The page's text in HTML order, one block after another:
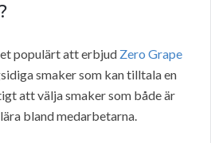
populärt att erbjud Zero Grape
smaker som kan tilltala en
att välja smaker som både är
bland medarbetarna.